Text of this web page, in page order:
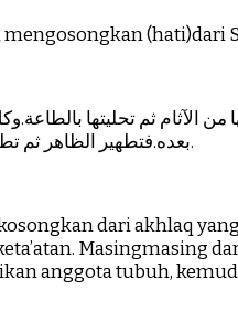
(hati)dari
من الآثام ثم تحليتها
بعده.فتطهير الظاهر ثم تطهير الجوارح ثم تطهير القلب ثم تطهير السر.
dari akhlaq
Masingmasing
anggota tubuh,